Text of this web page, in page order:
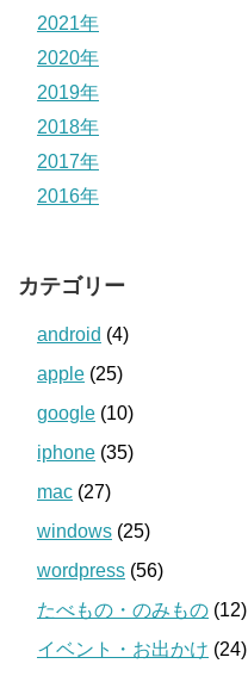
2021年
2020年
2019年
2018年
2017年
2016年
カテゴリー
android (4)
apple (25)
google (10)
iphone (35)
mac (27)
windows (25)
wordpress (56)
たべもの・のみもの (12)
イベント・お出かけ (24)